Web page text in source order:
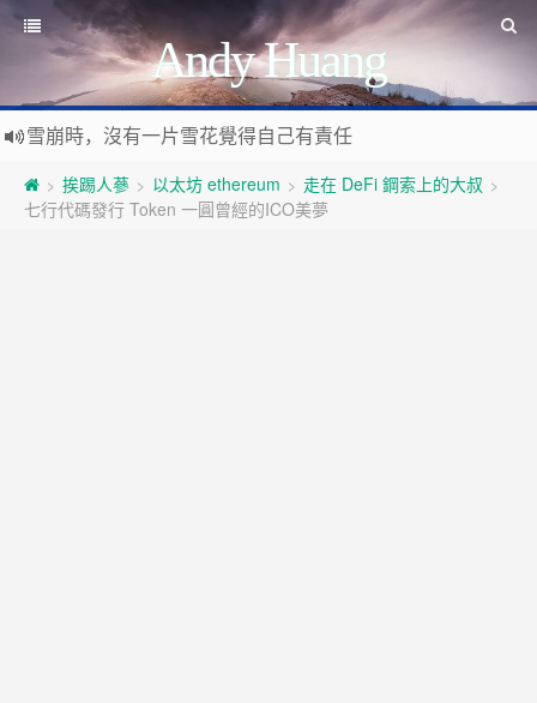
Andy Huang
雪崩時，沒有一片雪花覺得自己有責任
Stanislaw Jerzy Lec
遊戲運營
如何讓玩家一直沉迷
如何讓玩家拉幫結派
如何讓玩家互相仇視
遇事不決 量子力學
量子社會學
有最壞的打算 做最好的準備 抱最大的希望
> 挨踢人蔘 > 以太坊 ethereum > 走在 DeFi 鋼索上的大叔 >
七行代碼發行 Token 一圓曾經的ICO美夢